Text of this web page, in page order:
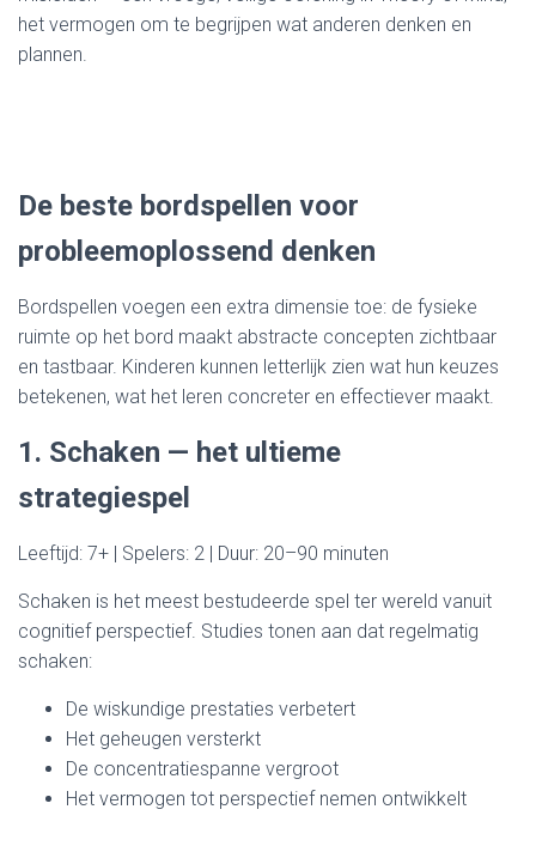
het vermogen om te begrijpen wat anderen denken en
plannen.
De beste bordspellen voor
probleemoplossend denken
Bordspellen voegen een extra dimensie toe: de fysieke
ruimte op het bord maakt abstracte concepten zichtbaar
en tastbaar. Kinderen kunnen letterlijk zien wat hun keuzes
betekenen, wat het leren concreter en effectiever maakt.
1. Schaken — het ultieme
strategiespel
Leeftijd: 7+ | Spelers: 2 | Duur: 20–90 minuten
Schaken is het meest bestudeerde spel ter wereld vanuit
cognitief perspectief. Studies tonen aan dat regelmatig
schaken:
De wiskundige prestaties verbetert
Het geheugen versterkt
De concentratiespanne vergroot
Het vermogen tot perspectief nemen ontwikkelt